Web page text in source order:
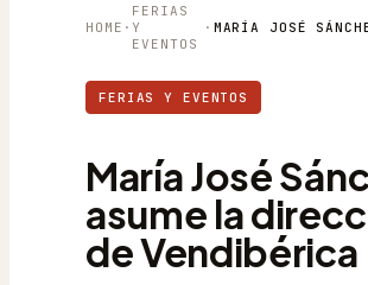
HOME ·
FERIAS
Y
EVENTOS
·
FERIAS Y EVENTOS
María José
asume la
de Vendibérica